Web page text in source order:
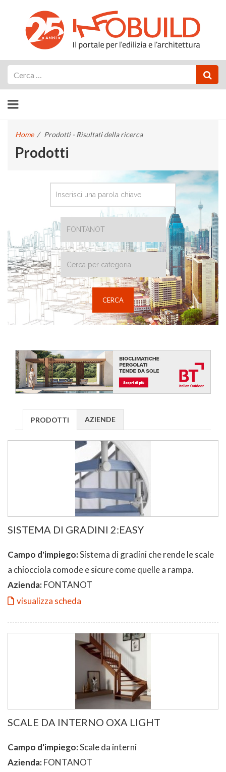
Home / Prodotti - Risultati della ricerca
Prodotti
PRODOTTI AZIENDE
SISTEMA DI GRADINI 2:EASY
Campo d'impiego:Sistema di gradini che rende le scale
a chiocciola comode e sicure come quelle a rampa.
Azienda:FONTANOT
visualizza scheda
SCALE DA INTERNO OXA LIGHT
Campo d'impiego:Scale da interni
Azienda:FONTANOT